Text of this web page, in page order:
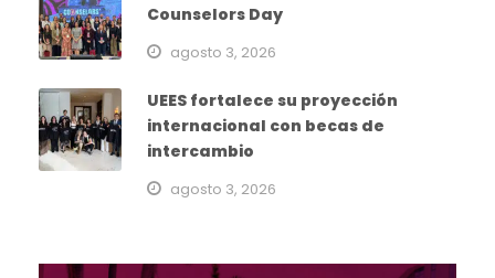
Counselors Day
agosto 3, 2026
UEES fortalece su proyección
internacional con becas de
intercambio
agosto 3, 2026